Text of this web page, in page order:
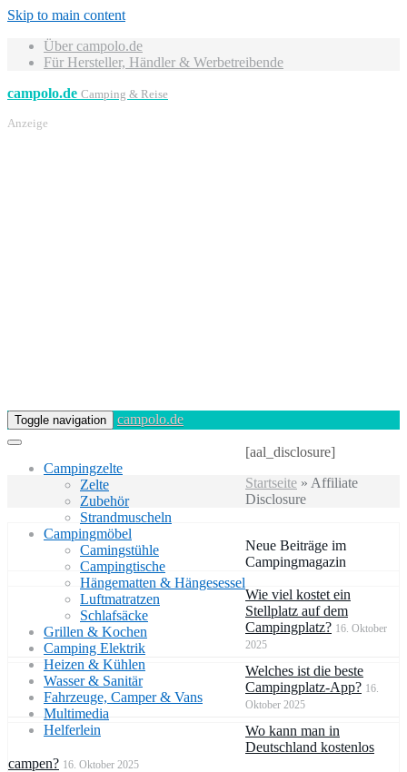
Skip to main content
Über campolo.de
Für Hersteller, Händler & Werbetreibende
campolo.de Camping & Reise
Anzeige
Toggle navigation campolo.de
Campingzelte
Zelte
Zubehör
Strandmuscheln
Campingmöbel
Camingstühle
Campingtische
Hängematten & Hängesessel
Luftmatratzen
Schlafsäcke
Grillen & Kochen
Camping Elektrik
Heizen & Kühlen
Wasser & Sanitär
Fahrzeuge, Camper & Vans
Multimedia
Helferlein
[aal_disclosure]
Startseite » Affiliate
Disclosure
Neue Beiträge im
Campingmagazin
Wie viel kostet ein
Stellplatz auf dem
Campingplatz? 16. Oktober
2025
Welches ist die beste
Campingplatz-App? 16.
Oktober 2025
Wo kann man in
Deutschland kostenlos
campen? 16. Oktober 2025